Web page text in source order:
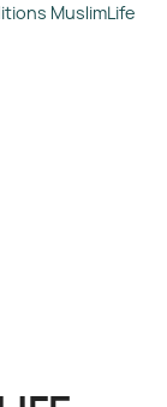
MuslimLife